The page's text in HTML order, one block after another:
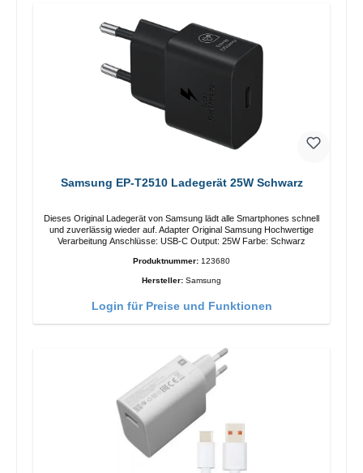
Samsung EP-T2510 Ladegerät 25W Schwarz
Dieses Original Ladegerät von Samsung lädt alle Smartphones schnell
und zuverlässig wieder auf. Adapter Original Samsung Hochwertige
Verarbeitung Anschlüsse: USB-C Output: 25W Farbe: Schwarz
Produktnummer: 123680
Hersteller: Samsung
Login für Preise und Funktionen